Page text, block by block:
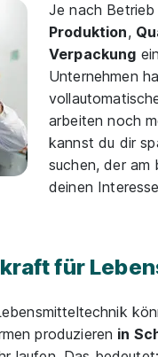
Je nach
Produktion,
Verpackung
Unternehmen
arbeiten noch
kannst du dir
suchen, der am
deinen
für
produzieren in